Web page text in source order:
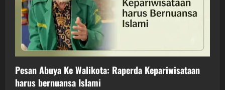
Pesan Abuya Ke Walikota: Raperda Kepariwisataan
harus bernuansa Islami